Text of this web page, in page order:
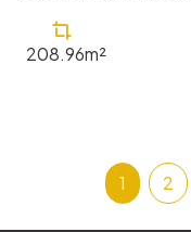
208.96m²
1 2